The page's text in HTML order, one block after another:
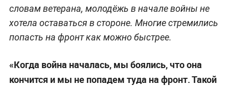
словам ветерана, молодёжь в начале войны не
хотела оставаться в стороне. Многие стремились
попасть на фронт как можно быстрее.
«Когда война началась, мы боялись, что она
кончится и мы не попадем туда на фронт. Такой